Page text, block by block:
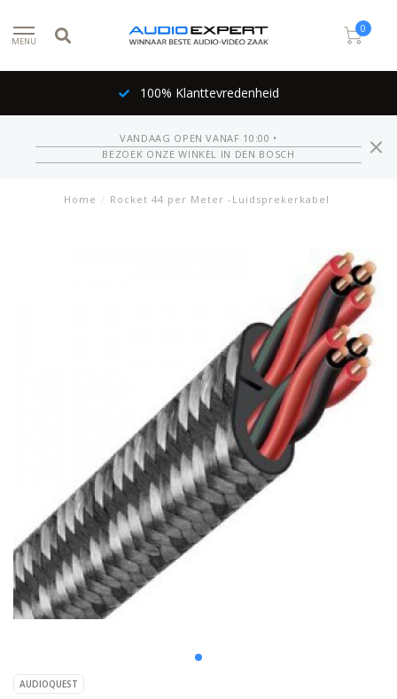
MENU
0
100% Klanttevredenheid
VANDAAG OPEN VANAF 10:00 •
BEZOEK ONZE WINKEL IN DEN BOSCH
Home / Rocket 44 per Meter -Luidsprekerkabel
AUDIOQUEST